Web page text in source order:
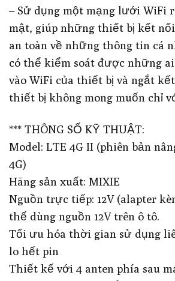
– Sử dụng một mạng lưới WiFi
mật, giúp những thiết bị kết
an toàn về những thông tin cá
có thể kiểm soát được những
vào WiFi của thiết bị và ngắt
thiết bị không mong muốn chỉ
*** THÔNG SỐ KỸ THUẬT:
Model: LTE 4G II (phiên bản
4G)
Hãng sản xuất: MIXIE
Nguồn trực tiếp: 12V (alapter
thể dùng nguồn 12V trên ô tô.
Tối ưu hóa thời gian sử dụng
lo hết pin
Thiết kế với 4 anten phía sau